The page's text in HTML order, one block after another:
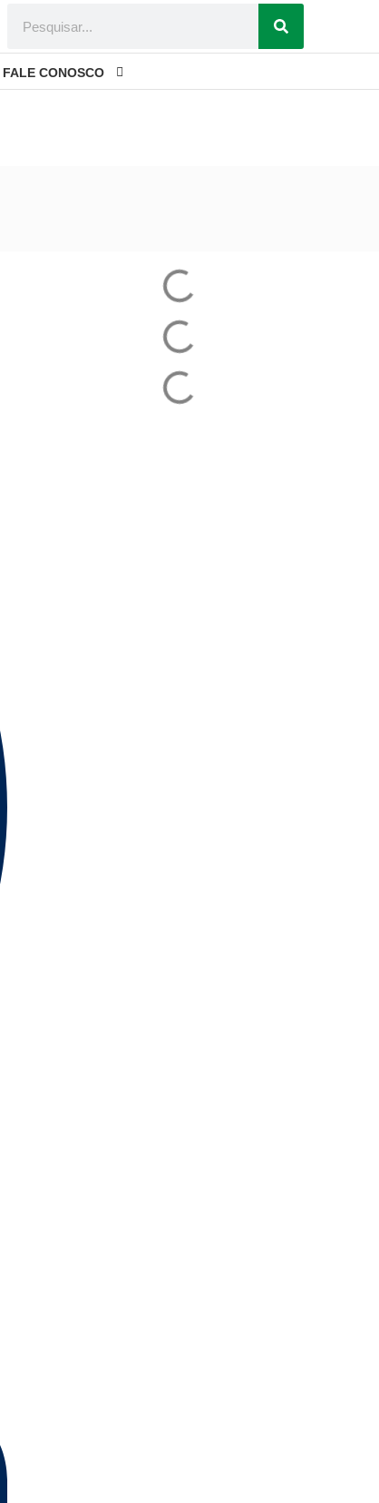
FALE CONOSCO